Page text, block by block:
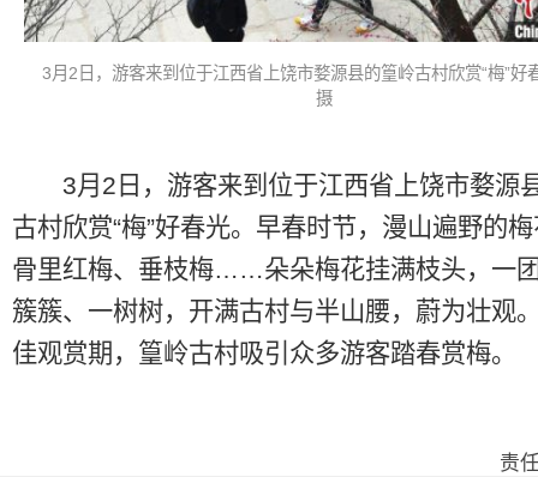
3月2日，游客来到位于江西省上饶市婺源县的篁岭古村欣赏“梅”
摄
3月2日，游客来到位于江西省上饶市婺源
古村欣赏“梅”好春光。早春时节，漫山遍野的
骨里红梅、垂枝梅……朵朵梅花挂满枝头，一
簇簇、一树树，开满古村与半山腰，蔚为壮观
佳观赏期，篁岭古村吸引众多游客踏春赏梅。
责